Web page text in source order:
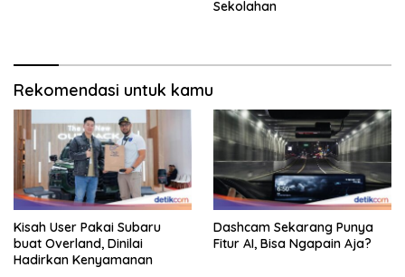
Sekolahan
Rekomendasi untuk kamu
Kisah User Pakai Subaru
buat Overland, Dinilai
Hadirkan Kenyamanan
Dashcam Sekarang Punya
Fitur AI, Bisa Ngapain Aja?